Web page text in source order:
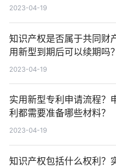
2023-04-19
知识产权是否属于共同财
用新型到期后可以续期吗？
2023-04-19
实用新型专利申请流程？
利都需要准备哪些材料？
2023-04-19
知识产权包括什么权利？